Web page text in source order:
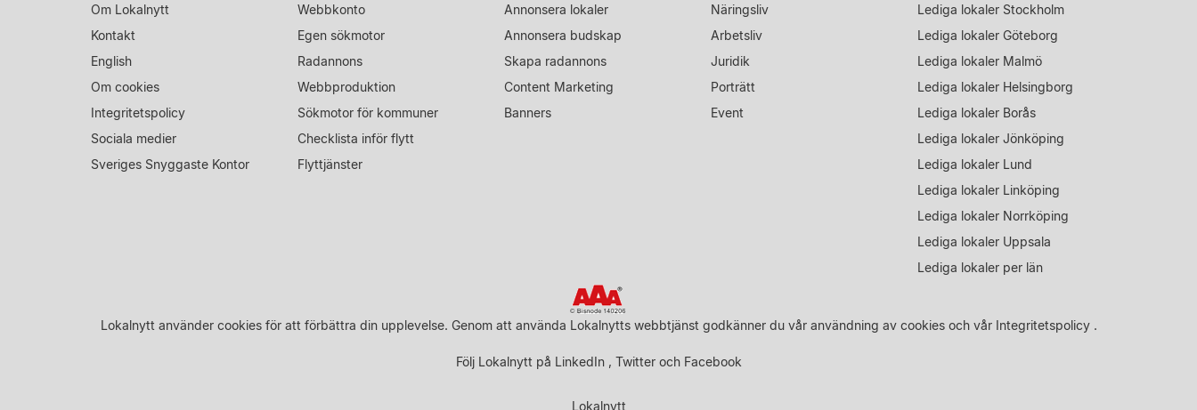
Om Lokalnytt
Kontakt
English
Om cookies
Integritetspolicy
Sociala medier
Sveriges Snyggaste Kontor
Webbkonto
Egen sökmotor
Radannons
Webbproduktion
Sökmotor för kommuner
Checklista inför flytt
Flyttjänster
Annonsera lokaler
Annonsera budskap
Skapa radannons
Content Marketing
Banners
Näringsliv
Arbetsliv
Juridik
Porträtt
Event
Lediga lokaler Stockholm
Lediga lokaler Göteborg
Lediga lokaler Malmö
Lediga lokaler Helsingborg
Lediga lokaler Borås
Lediga lokaler Jönköping
Lediga lokaler Lund
Lediga lokaler Linköping
Lediga lokaler Norrköping
Lediga lokaler Uppsala
Lediga lokaler per län
Lokalnytt använder cookies för att förbättra din upplevelse. Genom att använda Lokalnytts webbtjänst godkänner du vår användning av cookiesoch vår Integritetspolicy.
Följ Lokalnytt på LinkedIn, Twitteroch Facebook
Lokalnytt